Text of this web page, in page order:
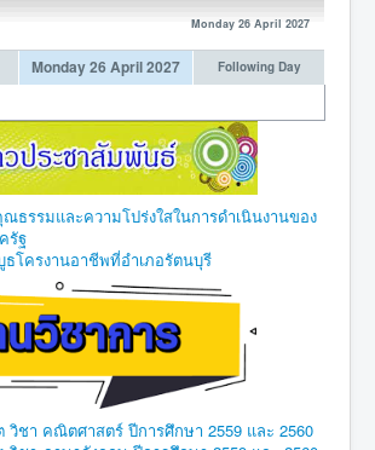
Monday 26 April 2027
Monday 26 April 2027 Following Day
ธรรมและความโปร่งใสในการดำเนินงานของ
รัฐ
ธโครงานอาชีพที่อำเภอรัตนบุรี
วิชา คณิตศาสตร์ ปีการศึกษา 2559 และ 2560